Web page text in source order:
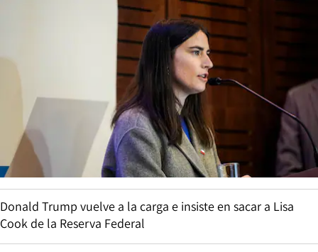
Donald Trump vuelve a la carga e insiste en sacar a Lisa
Cook de la Reserva Federal